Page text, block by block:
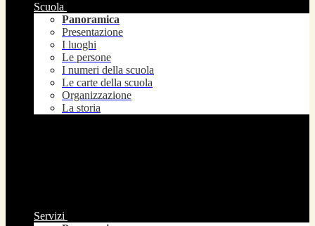
Scuola
Panoramica
Presentazione
I luoghi
Le persone
I numeri della scuola
Le carte della scuola
Organizzazione
La storia
Servizi